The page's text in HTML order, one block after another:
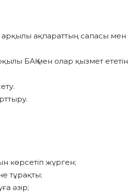
ақпараттың сапасы мен
БАҚ мен олар қызмет ететін
көрсетіп жүрген;
тұрақты;
әзір;